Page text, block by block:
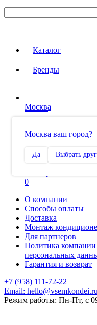
Каталог
Бренды
Москва
Москва ваш город?
Да Выбрать
Сравнение
0
О компании
Способы оплаты
Доставка
Монтаж
Для партнеров
Политика
персональных
Гарантия и возврат
+7 (958) 111-72-22
Email: hello@vsemkondei.ru
Режим работы: Пн-Пт, с